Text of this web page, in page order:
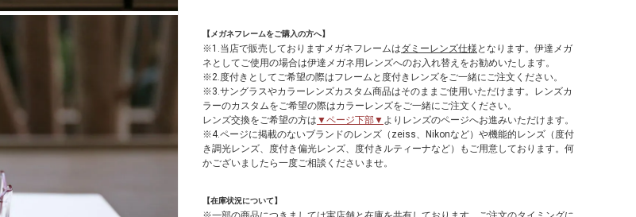
【メガネフレームをご購入の方へ】
※1.当店で販売しておりますメガネフレームはダミーレンズ仕様 となります。伊達メガ
ネとしてご使用の場合は伊達メガネ用レンズへのお入れ替えをお勧めいたします。
※2.度付きとしてご希望の際はフレームと度付きレンズをご一緒にご注文ください。
※3.サングラスやカラーレンズカスタム商品はそのままご使用いただけます。レンズカ
ラーのカスタムをご希望の際はカラーレンズをご一緒にご注文ください。
レンズ交換をご希望の方は ▼ページ下部▼ よりレンズのページへお進みいただけます。
※4.ページに掲載のないブランドのレンズ（zeiss、Nikonなど）や機能的レンズ（度付
き調光レンズ、度付き偏光レンズ、度付きルティーナなど）もご用意しております。何
かございましたら一度ご相談くださいませ。
【在庫状況について】